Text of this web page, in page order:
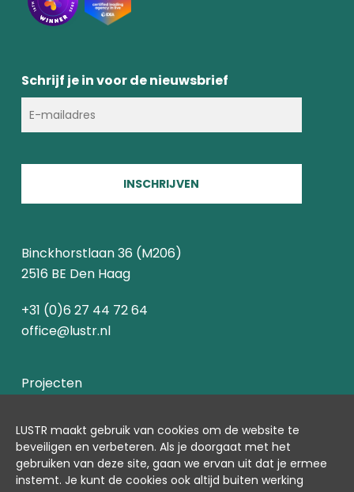
LUSTR maakt gebruik van cookies om de website te
beveiligen en verbeteren. Als je doorgaat met het
gebruiken van deze site, gaan we ervan uit dat je ermee
instemt. Je kunt de cookies ook altijd buiten werking
Schrijf je in voor de nieuwsbrief
INSCHRIJVEN
Binckhorstlaan 36 (M206)
2516 BE Den Haag
+31 (0)6 27 44 72 64
office@lustr.nl
Projecten
Contact